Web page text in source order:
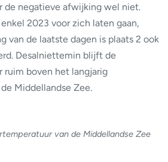
de negatieve afwijking wel niet.
2023 voor zich laten gaan,
van de laatste dagen is plaats 2 ook
Desalniettemin blijft de
boven het langjarig
Middellandse Zee.
van de Middellandse Zee